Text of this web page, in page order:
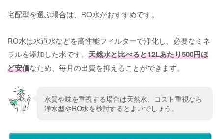
宅配型を選ぶ場合は、RO水がおすすめです。
RO水は水道水などを高性能フィルターで浄化し、必要なミネ
ラルを添加した水です。 天然水と比べると12Lあたり500円ほ
ど安価なため、毎月の出費を抑えることができます。
水質や味を重視する場合は天然水、コスト重視なら
浄水型やRO水を検討するとよいでしょう。